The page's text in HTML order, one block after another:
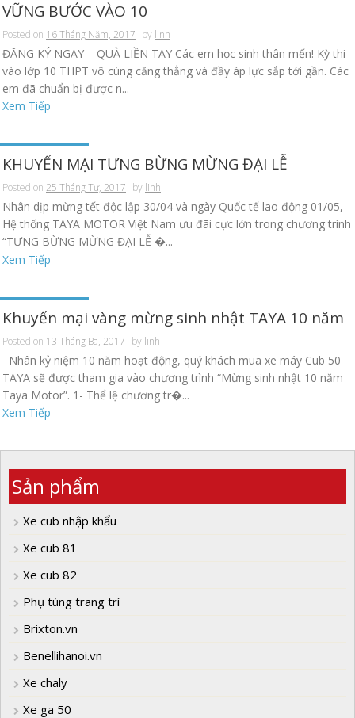
VỮNG BƯỚC VÀO 10
Posted on 16 Tháng Năm, 2017 by linh
ĐĂNG KÝ NGAY – QUÀ LIỀN TAY Các em học sinh thân mến! Kỳ thi
vào lớp 10 THPT vô cùng căng thẳng và đầy áp lực sắp tới gần. Các
em đã chuẩn bị được n...
Xem Tiếp
KHUYẾN MẠI TƯNG BỪNG MỪNG ĐẠI LỄ
Posted on 25 Tháng Tư, 2017 by linh
Nhân dịp mừng tết độc lập 30/04 và ngày Quốc tế lao động 01/05,
Hệ thống TAYA MOTOR Việt Nam ưu đãi cực lớn trong chương trình
“TƯNG BỪNG MỪNG ĐẠI LỄ �...
Xem Tiếp
Khuyến mại vàng mừng sinh nhật TAYA 10 năm
Posted on 13 Tháng Ba, 2017 by linh
Nhân kỷ niệm 10 năm hoạt động, quý khách mua xe máy Cub 50
TAYA sẽ được tham gia vào chương trình “Mừng sinh nhật 10 năm
Taya Motor”. 1- Thể lệ chương tr�...
Xem Tiếp
Sản phẩm
Xe cub nhập khẩu
Xe cub 81
Xe cub 82
Phụ tùng trang trí
Brixton.vn
Benellihanoi.vn
Xe chaly
Xe ga 50